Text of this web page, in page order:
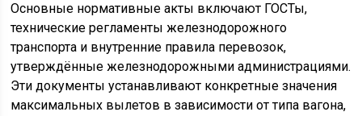
Основные нормативные акты включают ГОСТы,
технические регламенты железнодорожного
транспорта и внутренние правила перевозок,
утверждённые железнодорожными администрациями.
Эти документы устанавливают конкретные значения
максимальных вылетов в зависимости от типа вагона,